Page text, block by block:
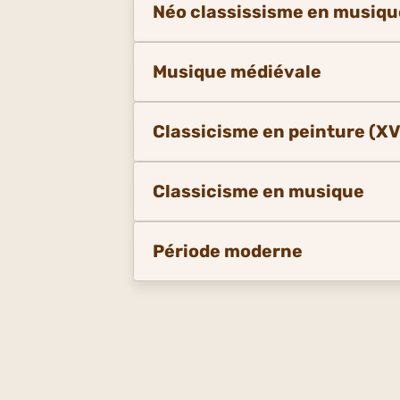
Néo classissisme en
Musique médiévale
Classicisme en peinture
Classicisme en musique
Période moderne